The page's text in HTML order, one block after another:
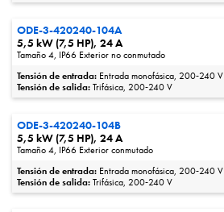
ODE-3-420240-104A
5,5 kW (7,5 HP), 24 A
Tamaño 4, IP66 Exterior no conmutado
Tensión de entrada: Entrada monofásica, 200‑240 V
Tensión de salida:Trifásica, 200‑240 V
ODE-3-420240-104B
5,5 kW (7,5 HP), 24 A
Tamaño 4, IP66 Exterior conmutado
Tensión de entrada: Entrada monofásica, 200‑240 V
Tensión de salida:Trifásica, 200‑240 V